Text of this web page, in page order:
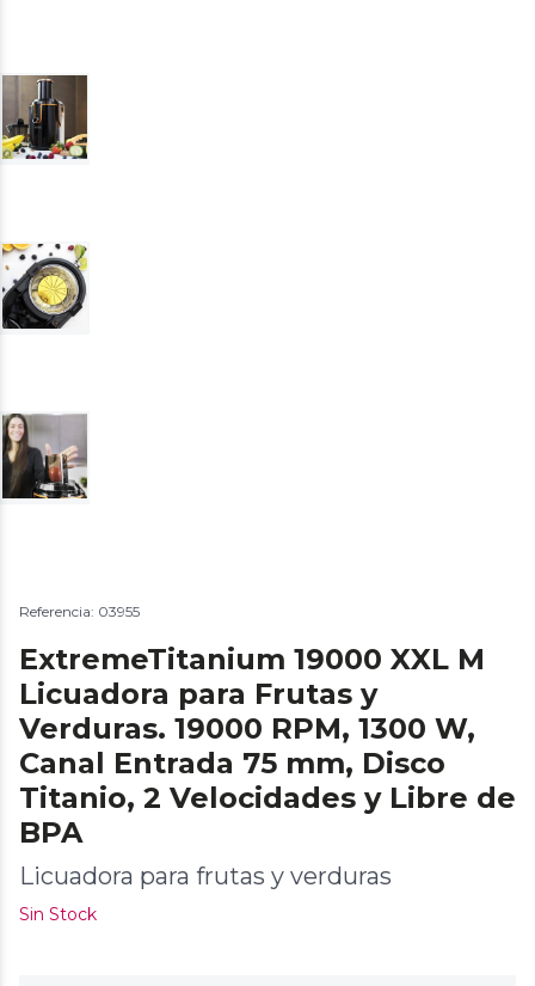
Referencia: 03955
ExtremeTitanium 19000 XXL M
Licuadora para Frutas y
Verduras. 19000 RPM, 1300 W,
Canal Entrada 75 mm, Disco
Titanio, 2 Velocidades y Libre de
BPA
Licuadora para frutas y verduras
Sin Stock